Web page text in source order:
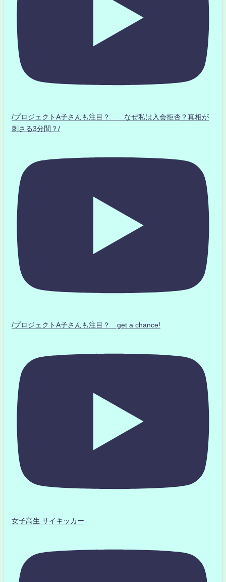
/プロジェクトA子さんも注目？ なぜ私は入会拒否？真相が
刺さる3分間？/
/プロジェクトA子さんも注目？ get a chance!
女子高生 サイキッカー